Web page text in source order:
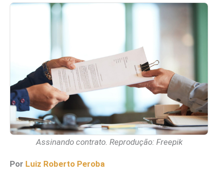
Assinando contrato. Reprodução: Freepik
Por Luiz Roberto Peroba